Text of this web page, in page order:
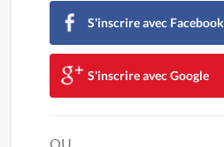
S'inscrire avec Facebook
S'inscrire avec Google
OU